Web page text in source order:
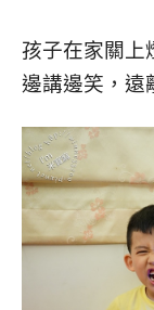
孩子在家關上
邊講邊笑，遠